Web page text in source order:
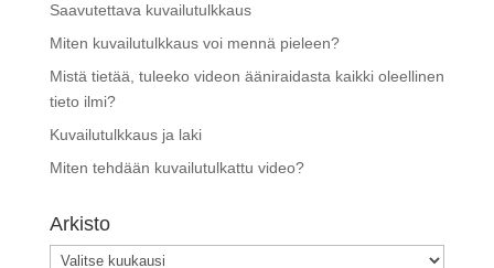
Saavutettava kuvailutulkkaus
Miten kuvailutulkkaus voi mennä pieleen?
Mistä tietää, tuleeko videon ääniraidasta kaikki oleellinen
tieto ilmi?
Kuvailutulkkaus ja laki
Miten tehdään kuvailutulkattu video?
Arkisto
Arkisto